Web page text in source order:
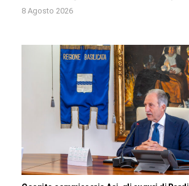
8 Agosto 2026